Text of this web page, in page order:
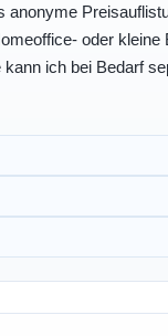
oder kleine
ich bei Bedarf